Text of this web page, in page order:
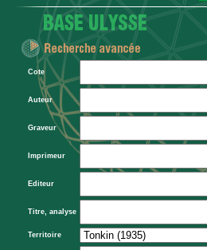
Cote
Auteur
Graveur
Imprimeur
Editeur
Titre, analyse
Territoire